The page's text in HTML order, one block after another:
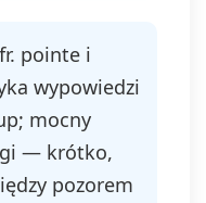
pointe i
wypowiedzi
mocny
— krótko,
pozorem